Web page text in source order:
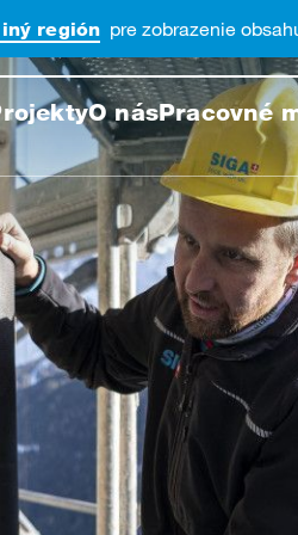
O násPracovné
región pre zobrazenie